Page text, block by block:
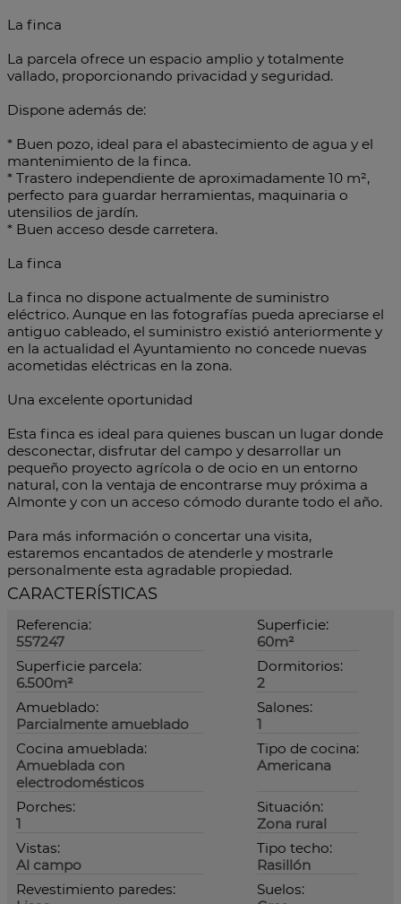
La finca
La parcela ofrece un espacio amplio y totalmente
vallado, proporcionando privacidad y seguridad.
Dispone además de:
* Buen pozo, ideal para el abastecimiento de agua y el
mantenimiento de la finca.
* Trastero independiente de aproximadamente 10 m²,
perfecto para guardar herramientas, maquinaria o
utensilios de jardín.
* Buen acceso desde carretera.
La finca
La finca no dispone actualmente de suministro
eléctrico. Aunque en las fotografías pueda apreciarse el
antiguo cableado, el suministro existió anteriormente y
en la actualidad el Ayuntamiento no concede nuevas
acometidas eléctricas en la zona.
Una excelente oportunidad
Esta finca es ideal para quienes buscan un lugar donde
desconectar, disfrutar del campo y desarrollar un
pequeño proyecto agrícola o de ocio en un entorno
natural, con la ventaja de encontrarse muy próxima a
Almonte y con un acceso cómodo durante todo el año.
Para más información o concertar una visita,
estaremos encantados de atenderle y mostrarle
personalmente esta agradable propiedad.
CARACTERÍSTICAS
Referencia:
557247
Superficie:
60m²
Superficie parcela:
6.500m²
Dormitorios:
2
Amueblado:
Parcialmente amueblado
Salones:
1
Cocina amueblada:
Amueblada con
electrodomésticos
Tipo de cocina:
Americana
Porches:
1
Situación:
Zona rural
Vistas:
Al campo
Tipo techo:
Rasillón
Revestimiento paredes:
Suelos: